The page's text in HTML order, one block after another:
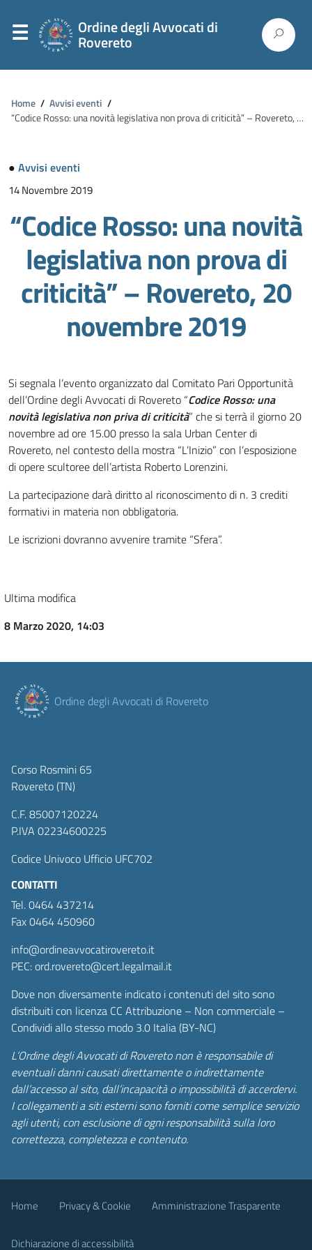
Ordine degli Avvocati di
Rovereto
Home / Avvisi eventi /
“Codice Rosso: una novità legislativa non prova di criticità” – Rovereto, 20 novembre 2019
● Avvisi eventi
14 Novembre 2019
“Codice Rosso: una novità
legislativa non prova di
criticità” – Rovereto, 20
novembre 2019
Si segnala l’evento organizzato dal Comitato Pari Opportunità
dell’Ordine degli Avvocati di Rovereto “Codice Rosso: una
novità legislativa non priva di criticità” che si terrà il giorno 20
novembre ad ore 15.00 presso la sala Urban Center di
Rovereto, nel contesto della mostra “L’Inizio” con l’esposizione
di opere scultoree dell’artista Roberto Lorenzini.
La partecipazione darà diritto al riconoscimento di n. 3 crediti
formativi in materia non obbligatoria.
Le iscrizioni dovranno avvenire tramite “Sfera”.
Ultima modifica
8 Marzo 2020, 14:03
Ordine degli Avvocati di Rovereto
Corso Rosmini 65
Rovereto (TN)
C.F. 85007120224
P.IVA 02234600225
Codice Univoco Ufficio UFC702
CONTATTI
Tel. 0464 437214
Fax 0464 450960
info@ordineavvocatirovereto.it
PEC: ord.rovereto@cert.legalmail.it
Dove non diversamente indicato i contenuti del sito sono
distribuiti con licenza CC Attribuzione – Non commerciale –
Condividi allo stesso modo 3.0 Italia (BY-NC)
L’Ordine degli Avvocati di Rovereto non è responsabile di
eventuali danni causati direttamente o indirettamente
dall’accesso al sito, dall’incapacità o impossibilità di accerdervi.
I collegamenti a siti esterni sono forniti come semplice servizio
agli utenti, con esclusione di ogni responsabilità sulla loro
correttezza, completezza e contenuto.
Home Privacy & Cookie Amministrazione Trasparente
Dichiarazione di accessibilità